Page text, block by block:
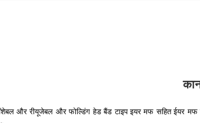
और रीयूजेबल और फोल्डिंग हेड बैंड टाइप इयर मफ सहित ईयर मफ